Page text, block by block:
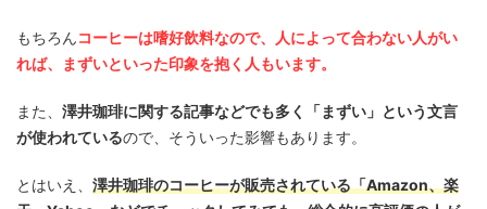
もちろんコーヒーは嗜好飲料なので、人によって合わない人がい
れば、まずいといった印象を抱く人もいます。
また、 澤井珈琲に関する記事などでも多く「まずい」という文言
が使われているので、そういった影響もあります。
とはいえ、 澤井珈琲のコーヒーが販売されている「Amazon、楽